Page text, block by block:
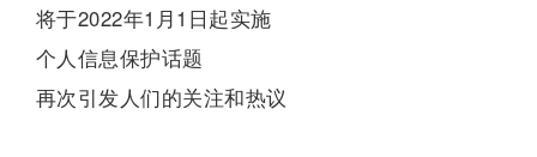
将于2022年1月1日起实施
个人信息保护话题
再次引发人们的关注和热议